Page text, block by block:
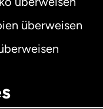
überweisen